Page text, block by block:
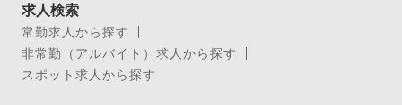
求人検索
常勤求人から探す
非常勤（アルバイト）求人から探す
スポット求人から探す